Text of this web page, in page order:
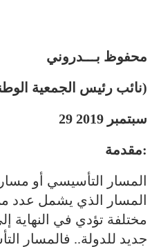
محفوظ بـــدروني
(نائب رئيس الجمعية الوطنية لمكافحة الفساد)
29 سبتمبر 2019
مقدمة:
المسار التأسيسي أو
المسار الذي يشمل عدد
مختلفة تؤدي في النهاية
جديد للدولة.. فالمسار